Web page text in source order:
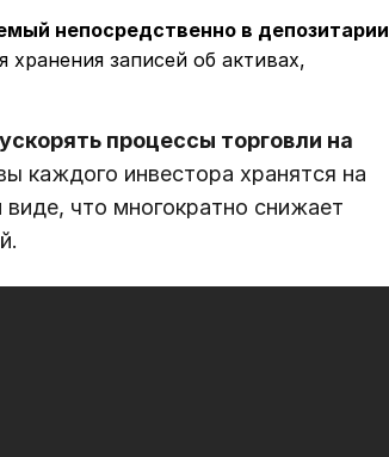
непосредственно в депозитарии
хранения записей об активах,
процессы торговли на
каждого инвестора хранятся на
что многократно снижает